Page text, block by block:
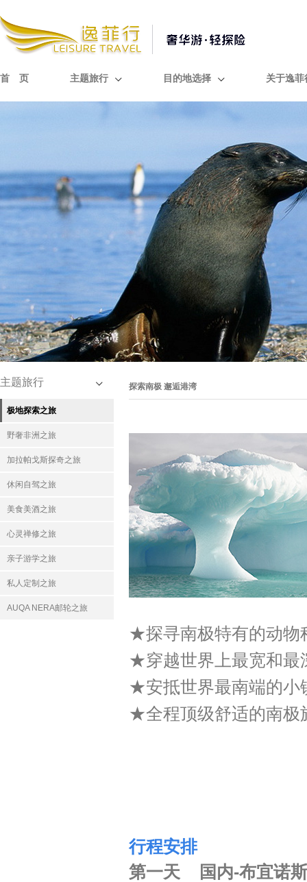
首 页 主题旅行 目的地选择 关于逸菲
主题旅行
极地探索之旅
野奢非洲之旅
加拉帕戈斯探奇之旅
休闲自驾之旅
美食美酒之旅
心灵禅修之旅
亲子游学之旅
私人定制之旅
AUQA NERA邮轮之旅
探索南极 邂逅港湾
★探寻南极特有的动
★穿越世界上最宽和
★安抵世界最南端的
★全程顶级舒适的南
行程安排
第一天 国内-布宜诺